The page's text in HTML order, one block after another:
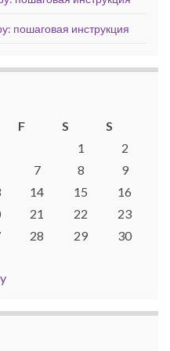
пошаговая инструкция
F S
S
1
2
7 8
9
14 15
16
21 22
23
28 29
30